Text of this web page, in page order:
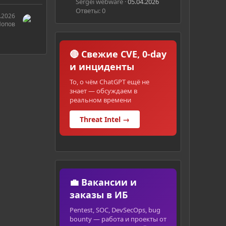
Ответы: 0
🔴 Свежие CVE, 0-day
и инциденты
То, о чём ChatGPT ещё не
знает — обсуждаем в
реальном времени
Threat Intel →
💼 Вакансии и
заказы в ИБ
Pentest, SOC, DevSecOps, bug
bounty — работа и проекты от